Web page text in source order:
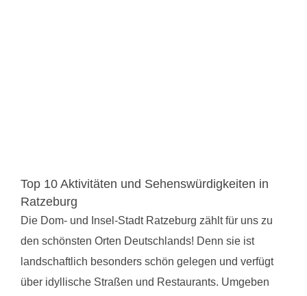
Top 10 Aktivitäten und Sehenswürdigkeiten in
Ratzeburg
Die Dom- und Insel-Stadt Ratzeburg zählt für uns zu
den schönsten Orten Deutschlands! Denn sie ist
landschaftlich besonders schön gelegen und verfügt
über idyllische Straßen und Restaurants. Umgeben